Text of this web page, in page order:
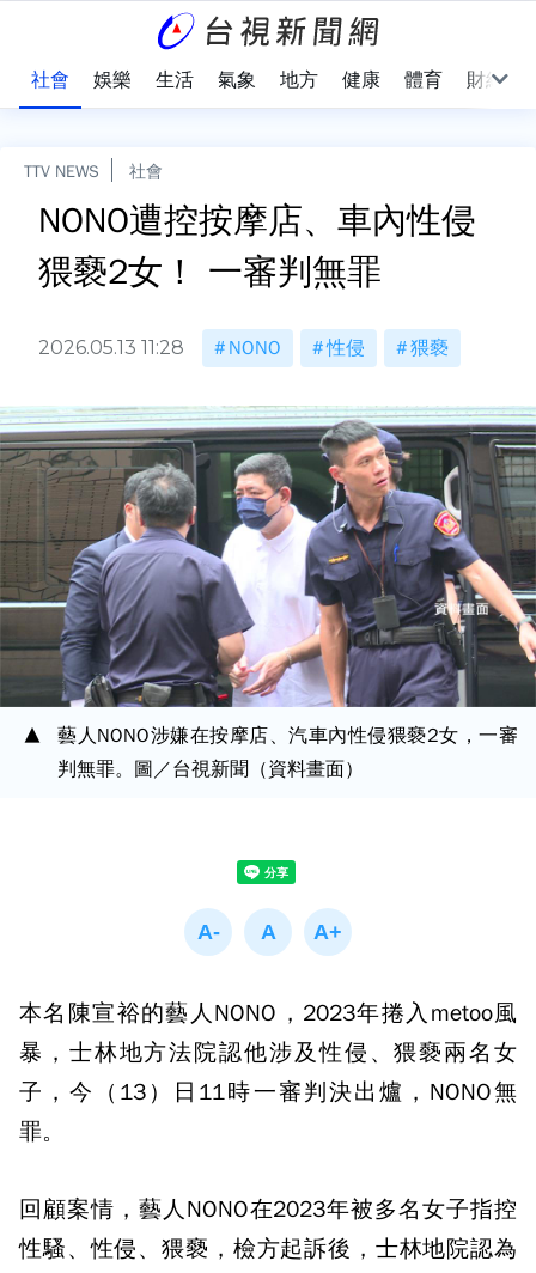
社會 娛樂 生活 氣象 地方 健康 體育 財經
TTV NEWS 社會
NONO遭控按摩店、車內性侵
猥褻2女！ 一審判無罪
2026.05.13 11:28 NONO 性侵 猥褻
藝人NONO涉嫌在按摩店、汽車內性侵猥褻2女，一審
判無罪。圖／台視新聞（資料畫面）
本名陳宣裕的藝人NONO，2023年捲入metoo風
暴，士林地方法院認他涉及性侵、猥褻兩名女
子，今（13）日11時一審判決出爐，NONO無
罪。
回顧案情，藝人NONO在2023年被多名女子指控
性騷、性侵、猥褻，檢方起訴後，士林地院認為